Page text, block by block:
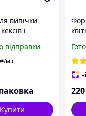
випічки
і
з бортом»
м² 100шт/уп. /
відправки
₴/міс
Купити
220